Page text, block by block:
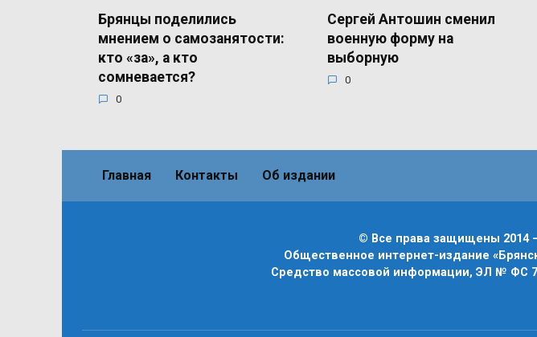
Брянцы поделились
мнением о самозанятости:
кто «за», а кто
сомневается?
0
Сергей Антошин сменил
военную форму на
выборную
0
Главная Контакты Об издании
© Все права защищены 2014
Общественное интернет-издание
Средство массовой информации, ЭЛ № ФС